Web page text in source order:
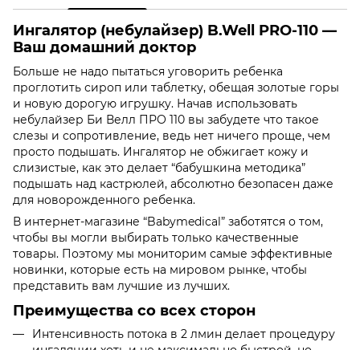
Ингалятор (небулайзер) B.Well PRO-110 —
Ваш домашний доктор
Больше не надо пытаться уговорить ребенка
проглотить сироп или таблетку, обещая золотые горы
и новую дорогую игрушку. Начав использовать
небулайзер Би Велл ПРО 110 вы забудете что такое
слезы и сопротивление, ведь нет ничего проще, чем
просто подышать. Ингалятор не обжигает кожу и
слизистые, как это делает “бабушкина методика”
подышать над кастрюлей, абсолютно безопасен даже
для новорожденного ребенка.
В интернет-магазине “Babymedical” заботятся о том,
чтобы вы могли выбирать только качественные
товары. Поэтому мы мониторим самые эффективные
новинки, которые есть на мировом рынке, чтобы
представить вам лучшие из лучших.
Преимущества со всех сторон
Интенсивность потока в 2 лмин делает процедуру